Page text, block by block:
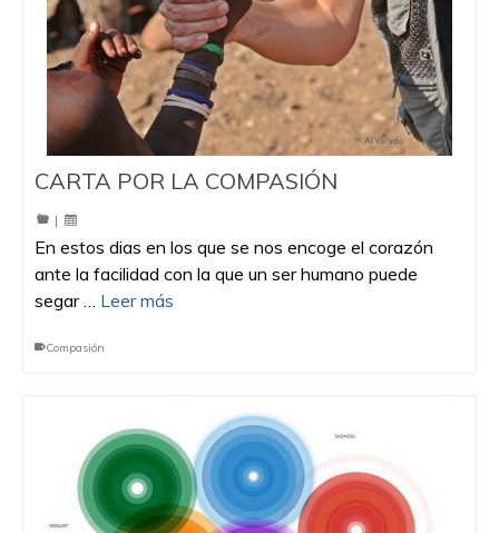
CARTA POR LA COMPASIÓN
|
En estos dias en los que se nos encoge el corazón
ante la facilidad con la que un ser humano puede
segar … Leer más
Compasión